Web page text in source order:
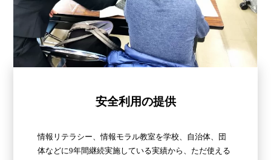
安全利用の提供
情報リテラシー、情報モラル教室を学校、自治体、団
体などに9年間継続実施している実績から、ただ使える